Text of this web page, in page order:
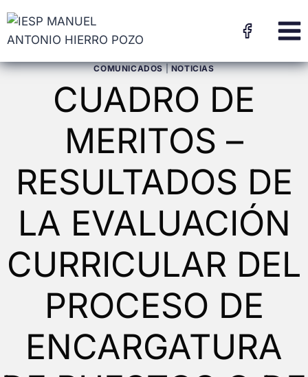
COMUNICADOS|NOTICIAS
CUADRO DE
MERITOS –
RESULTADOS DE
LA EVALUACIÓN
CURRICULAR DEL
PROCESO DE
ENCARGATURA